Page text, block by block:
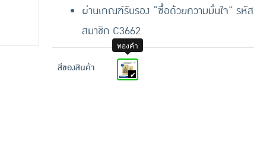
ผ่านเกณฑ์รับรอง “ซื้อด้วยความมั่นใจ” รหัส
สมาชิก C3662
สีของสินค้า
ทองคำ